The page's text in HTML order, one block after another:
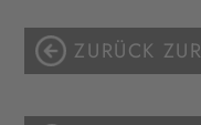
ZURÜCK